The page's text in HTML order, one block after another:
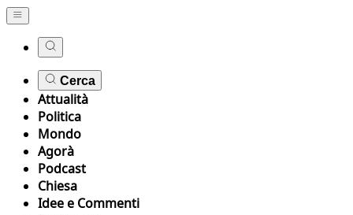
Cerca
Attualità
Politica
Mondo
Agorà
Podcast
Chiesa
Idee e Commenti